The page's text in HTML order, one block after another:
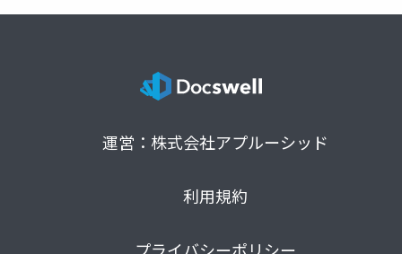
運営：株式会社アプルーシッド
利用規約
プライバシーポリシー